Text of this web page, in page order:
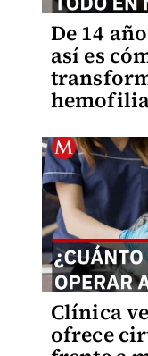
De 14
así es
Clínica
ofrece